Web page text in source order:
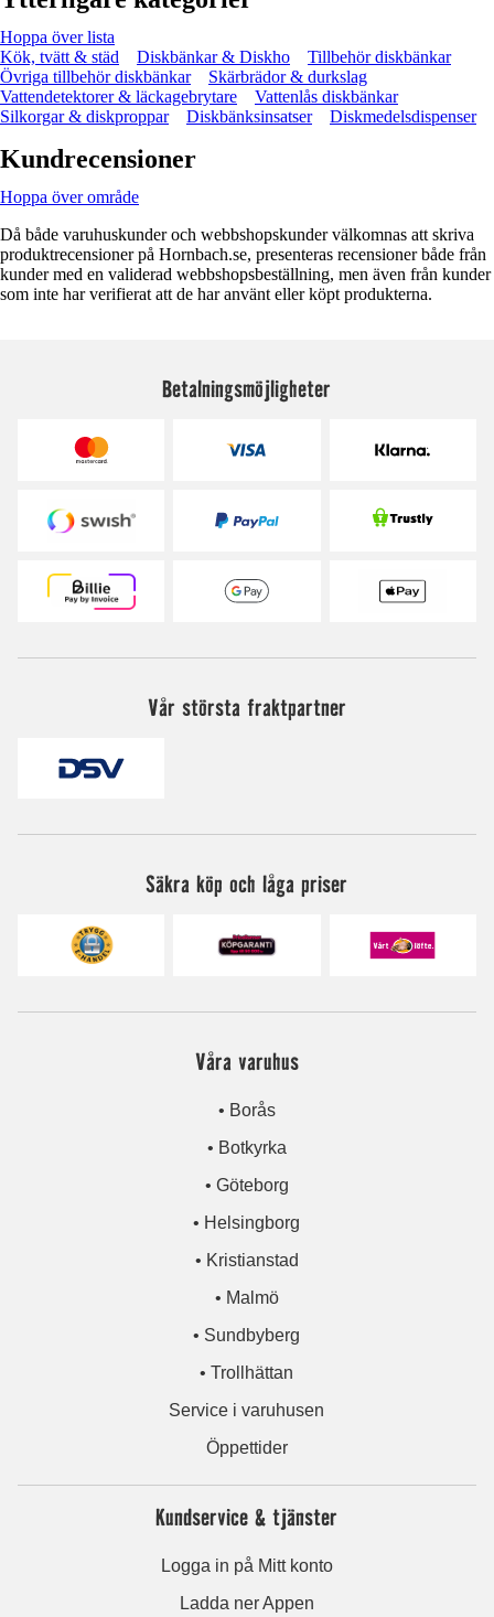
Hoppa över lista
Kök, tvätt & städ
Diskbänkar & Diskho
Tillbehör diskbänkar
Övriga tillbehör diskbänkar
Skärbrädor & durkslag
Vattendetektorer & läckagebrytare
Vattenlås diskbänkar
Silkorgar & diskproppar
Diskbänksinsatser Diskmedelsdispenser
Kundrecensioner
Hoppa över område
Då både varuhuskunder och webbshopskunder välkomnas att skriva
produktrecensioner på Hornbach.se, presenteras recensioner både från
kunder med en validerad webbshopsbeställning, men även från kunder
som inte har verifierat att de har använt eller köpt produkterna.
Betalningsmöjligheter
Vår största fraktpartner
Säkra köp och låga priser
Våra varuhus
• Borås
• Botkyrka
• Göteborg
• Helsingborg
• Kristianstad
• Malmö
• Sundbyberg
• Trollhättan
Service i varuhusen
Öppettider
Kundservice & tjänster
Logga in på Mitt konto
Ladda ner Appen